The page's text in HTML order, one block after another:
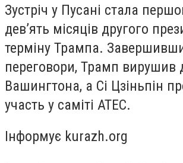
Зустріч у Пусані стала
дев’ять місяців другого
терміну Трампа.
переговори, Трамп вирушив
Вашингтона, а Сі Цзіньпін
участь у саміті АТЕС.
Інформує kurazh.org